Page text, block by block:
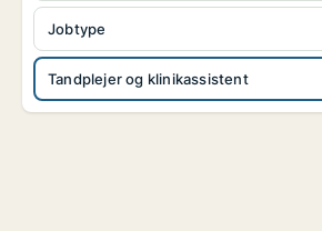
Tandplejer og klinikassistent
Jobtype